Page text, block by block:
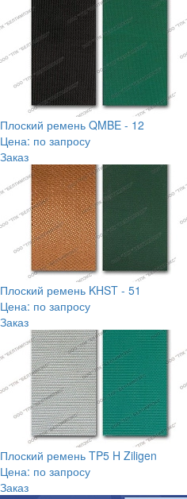
Плоский ремень QMBE - 12
Цена: по запросу
Заказ
Плоский ремень KHST - 51
Цена: по запросу
Заказ
Плоский ремень TP5 H Ziligen
Цена: по запросу
Заказ